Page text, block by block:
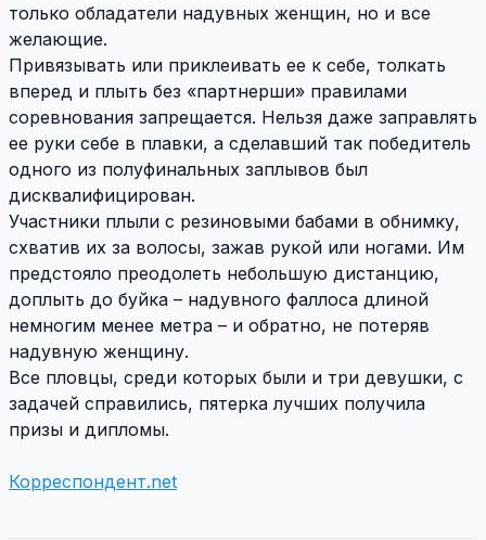
только обладатели надувных женщин, но и все
желающие.
Привязывать или приклеивать ее к себе, толкать
вперед и плыть без «партнерши» правилами
соревнования запрещается. Нельзя даже заправлять
ее руки себе в плавки, а сделавший так победитель
одного из полуфинальных заплывов был
дисквалифицирован.
Участники плыли с резиновыми бабами в обнимку,
схватив их за волосы, зажав рукой или ногами. Им
предстояло преодолеть небольшую дистанцию,
доплыть до буйка – надувного фаллоса длиной
немногим менее метра – и обратно, не потеряв
надувную женщину.
Все пловцы, среди которых были и три девушки, с
задачей справились, пятерка лучших получила
призы и дипломы.
Корреспондент.net